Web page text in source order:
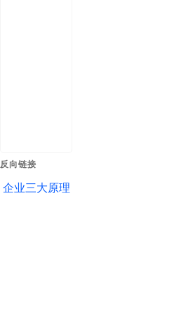
反向链接
企业三大原理